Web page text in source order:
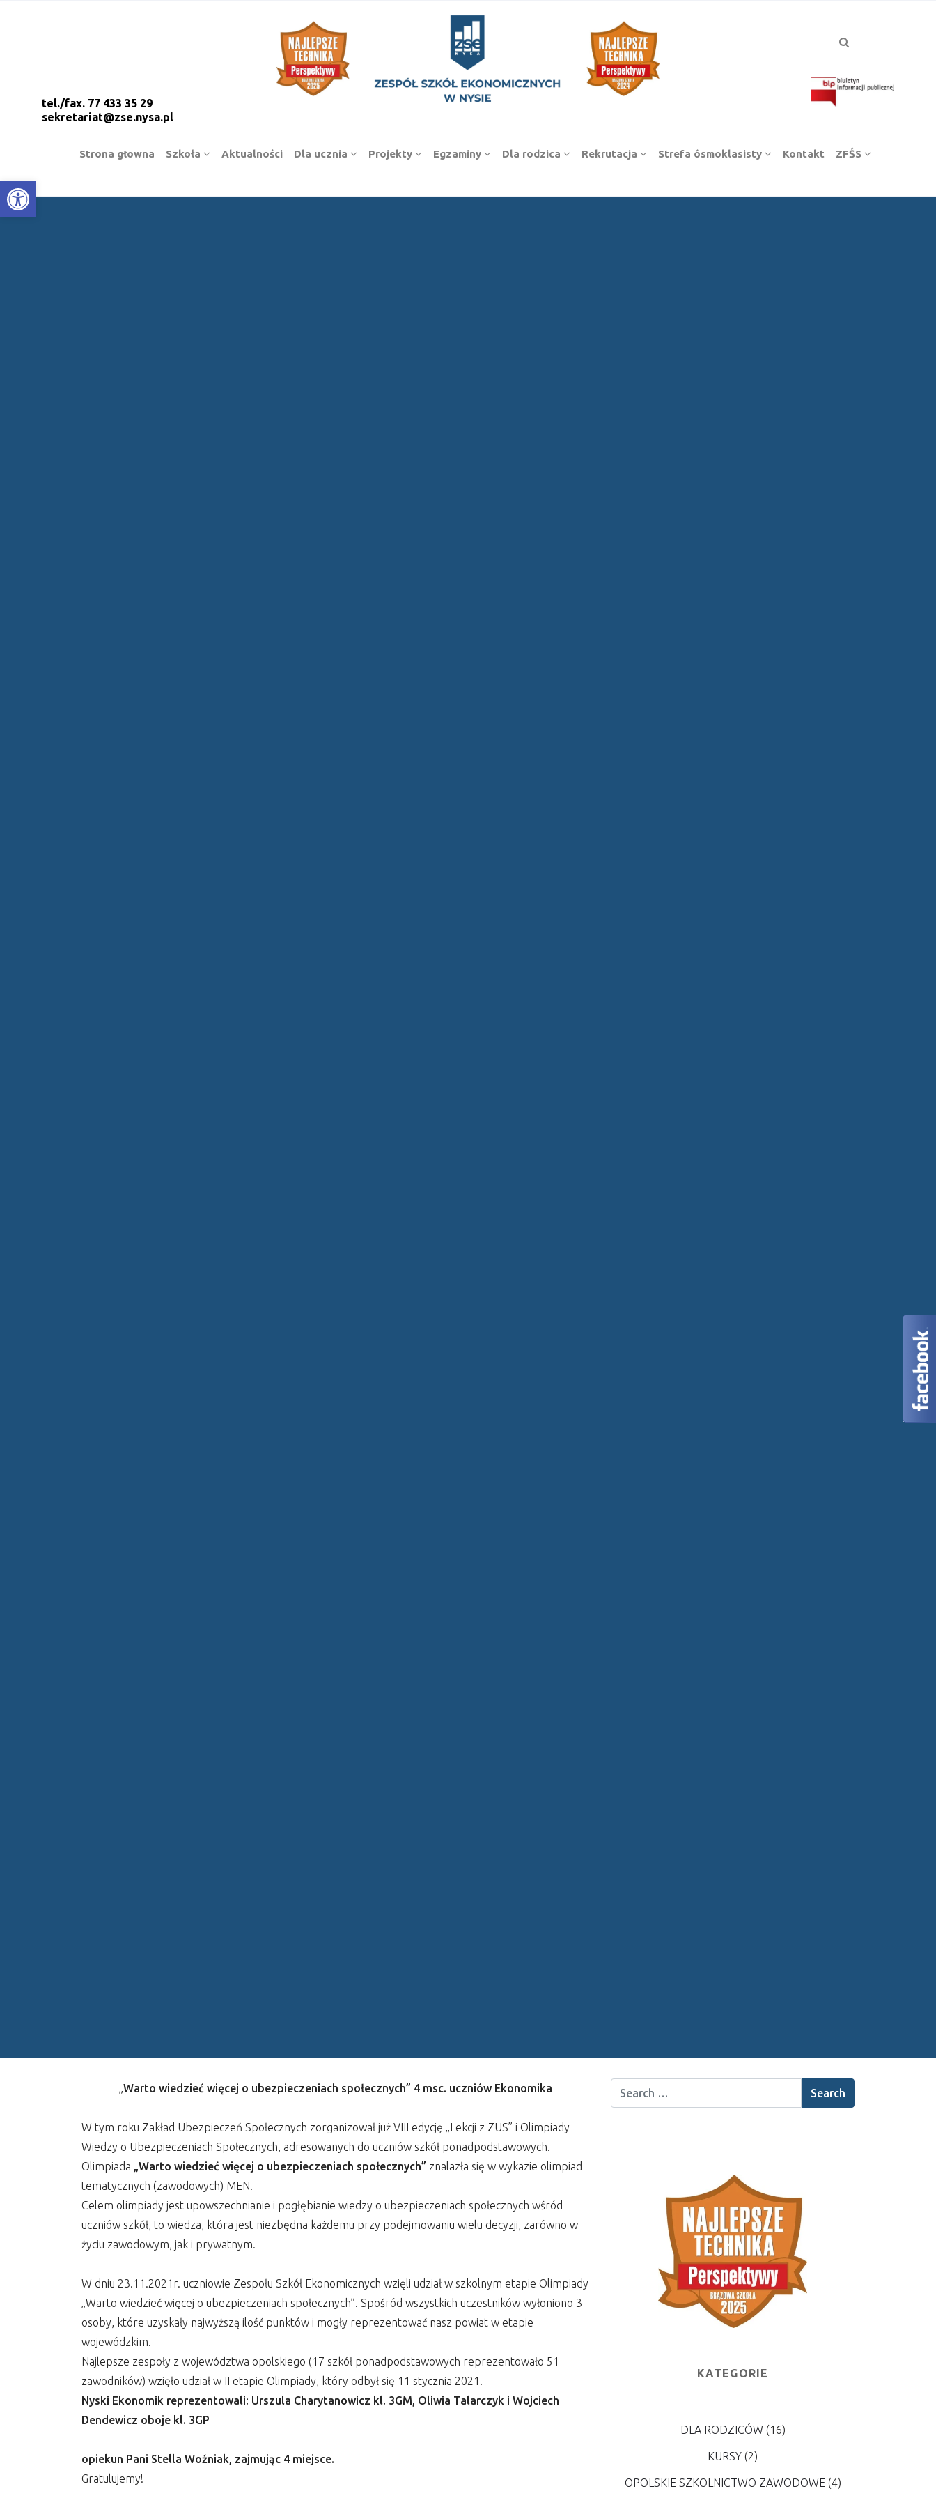
Open toolbar
Strona główna Szkoła Aktualności Dla ucznia Projekty Egzaminy Dla rodzica Rekrutacja Strefa ósmoklasisty Kontakt ZFŚS
„Warto wiedzieć więcej o ubezpieczeniach społecznych” 4 msc. uczniów Ekonomika
W tym roku Zakład Ubezpieczeń Społecznych zorganizował już VIII edycję „Lekcji z ZUS” i Olimpiady
Wiedzy o Ubezpieczeniach Społecznych, adresowanych do uczniów szkół ponadpodstawowych.
Olimpiada „Warto wiedzieć więcej o ubezpieczeniach społecznych” znalazła się w wykazie olimpiad
tematycznych (zawodowych) MEN.
Celem olimpiady jest upowszechnianie i pogłębianie wiedzy o ubezpieczeniach społecznych wśród
uczniów szkół, to wiedza, która jest niezbędna każdemu przy podejmowaniu wielu decyzji, zarówno w
życiu zawodowym, jak i prywatnym.
W dniu 23.11.2021r. uczniowie Zespołu Szkół Ekonomicznych wzięli udział w szkolnym etapie Olimpiady
„Warto wiedzieć więcej o ubezpieczeniach społecznych”. Spośród wszystkich uczestników wyłoniono 3
osoby, które uzyskały najwyższą ilość punktów i mogły reprezentować nasz powiat w etapie
wojewódzkim.
Najlepsze zespoły z województwa opolskiego (17 szkół ponadpodstawowych reprezentowało 51
zawodników) wzięło udział w II etapie Olimpiady, który odbył się 11 stycznia 2021.
Nyski Ekonomik reprezentowali: Urszula Charytanowicz kl. 3GM, Oliwia Talarczyk i Wojciech
Dendewicz oboje kl. 3GP
opiekun Pani Stella Woźniak, zajmując 4 miejsce.
Gratulujemy!
KATEGORIE
DLA RODZICÓW (16)
KURSY (2)
OPOLSKIE SZKOLNICTWO ZAWODOWE(4)
tel./fax. 77 433 35 29
sekretariat@zse.nysa.pl